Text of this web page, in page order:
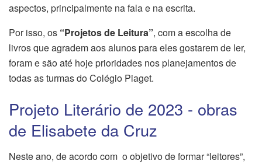
aspectos, principalmente na fala e na escrita.
Por isso, os “Projetos de Leitura”, com a escolha de
livros que agradem aos alunos para eles gostarem de ler,
foram e são até hoje prioridades nos planejamentos de
todas as turmas do Colégio Piaget.
Projeto Literário de 2023 - obras
de Elisabete da Cruz
Neste ano, de acordo com o objetivo de formar “leitores”,